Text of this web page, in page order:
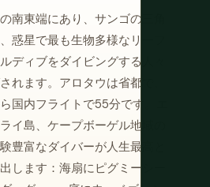
南東端にあり、サンゴの三角
惑星で最も生物多様なリーフ
ディブをダイビングする人々
れます。アロタウは省都で、
国内フライトで55分です。エ
イ島、ケープボーゲル地域の
豊富なダイバーが人生最高と
します：海扇にピグミーシー